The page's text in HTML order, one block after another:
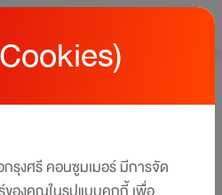
ปรโมชันมากมาย ครบทุกไลฟ์สไตล์
กรุงศรี คอนซูมเมอร์ มีการจัด